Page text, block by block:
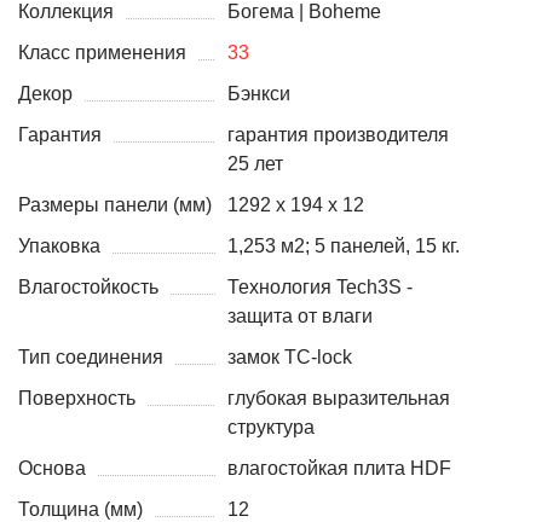
Коллекция
Богема | Boheme
Класс применения
33
Декор
Бэнкси
Гарантия
гарантия производителя
25 лет
Размеры панели (мм)
1292 х 194 х 12
Упаковка
1,253 м2; 5 панелей, 15 кг.
Влагостойкость
Технология Tech3S -
защита от влаги
Тип соединения
замок TC-lock
Поверхность
глубокая выразительная
структура
Основа
влагостойкая плита HDF
Толщина (мм)
12